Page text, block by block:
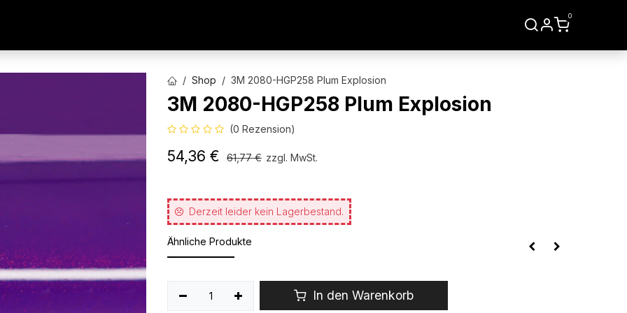
0
Shop 3M 2080-HGP258 Plum Explosion
3M 2080-HGP258 Plum Explosion
(0 Rezension)
54,36 € 61,77€ zzgl. MwSt.
Derzeit leider kein Lagerbestand.
Ähnliche Produkte
In den Warenkorb